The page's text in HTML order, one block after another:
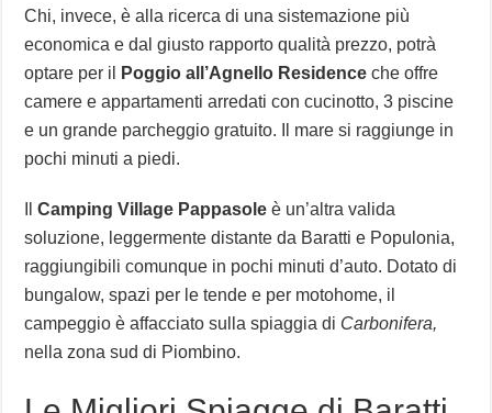
Chi, invece, è alla ricerca di una sistemazione più
economica e dal giusto rapporto qualità prezzo, potrà
optare per il
Poggio all’Agnello Residence che offre
camere e appartamenti arredati con cucinotto, 3 piscine
e un grande parcheggio gratuito. Il mare si raggiunge in
pochi minuti a piedi.
IlCamping Village Pappasole è un’altra valida
soluzione, leggermente distante da Baratti e Populonia,
raggiungibili comunque in pochi minuti d’auto. Dotato di
bungalow, spazi per le tende e per motohome, il
campeggio è affacciato sulla spiaggia di Carbonifera,
nella zona sud di Piombino.